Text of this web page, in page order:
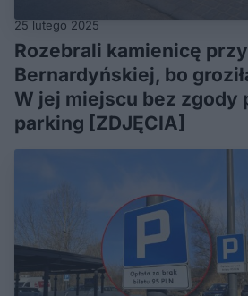
25 lutego 2025
Rozebrali kamienicę
Bernardyńskiej, bo
W jej miejscu bez zgody
parking [ZDJĘCIA]